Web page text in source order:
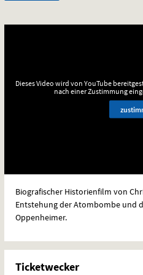
Dieses Video wird von YouTube
nach einer Zustimmung
Biografischer Historienfilm von
Entstehung der Atombombe und
Oppenheimer.
Ticketwecker